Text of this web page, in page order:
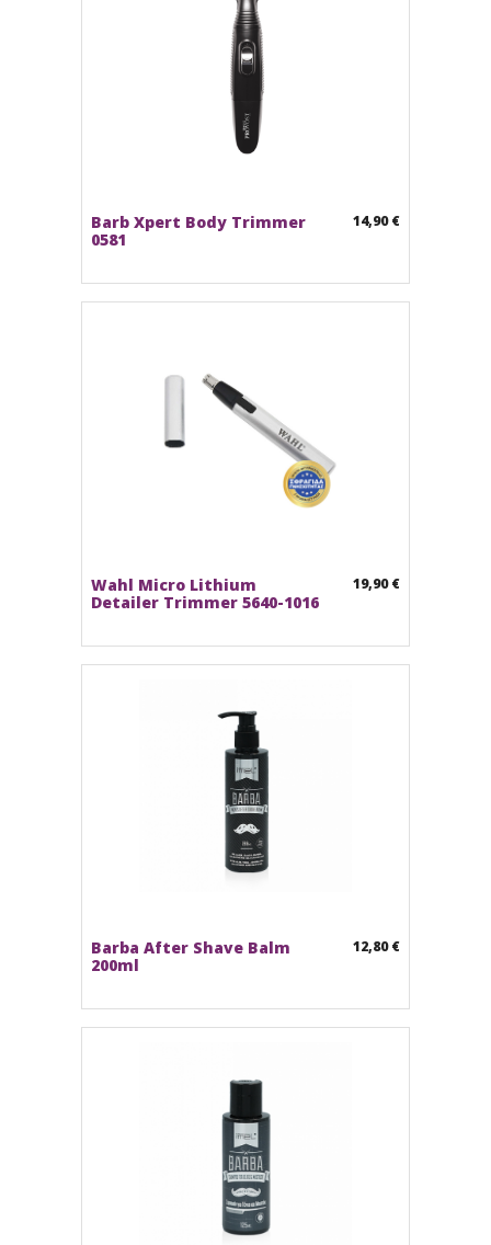
Barb Xpert Body Trimmer
0581
14,90 €
Wahl Micro Lithium
Detailer Trimmer 5640-1016
19,90 €
Barba After Shave Balm
200ml
12,80 €